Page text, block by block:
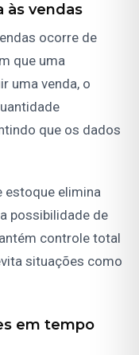
às vendas
ocorre de
que uma
uma venda, o
que os dados
estoque elimina
possibilidade de
controle total
situações como
em tempo